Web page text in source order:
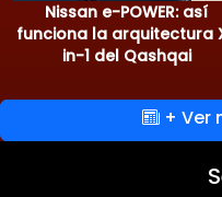
Nissan e-POWER: así
funciona la arquitectura
in-1 del Qashqai
+ Ver